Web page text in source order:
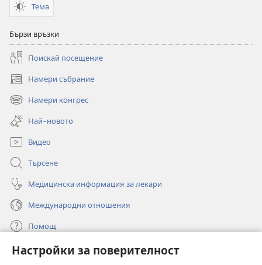
Настройки за поверителност
Тема
Бързи връзки
Поискай посещение
Намери събрание
(отваря
нов
прозорец)
Намери конгрес
(отваря
нов
прозорец)
Най–новото
Видео
Търсене
Медицинска информация за лекари
Международни отношения
Помощ
Дарения